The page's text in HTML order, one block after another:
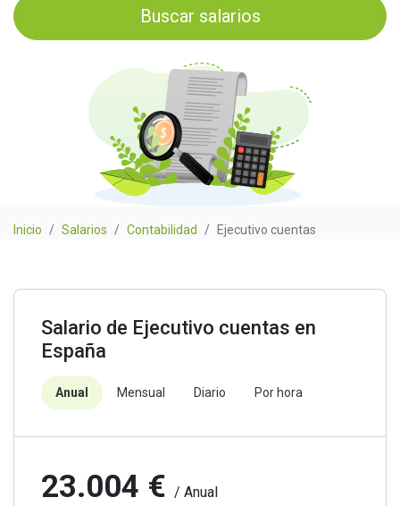
Buscar salarios
Inicio Salarios Contabilidad Ejecutivo cuentas
Salario de Ejecutivo cuentas en
España
Anual Mensual Diario Por hora
23.004 € / Anual